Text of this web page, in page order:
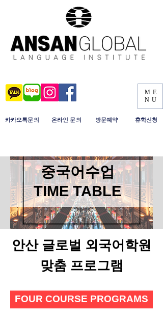
​카카오톡문의 ​온라인 문의 ​방문예약
ME
NU
휴학신청
중국어수업
TIME TABLE
안산 글로벌 외국어학원
​맞춤 프로그램
FOUR COURSE PROGRAMS